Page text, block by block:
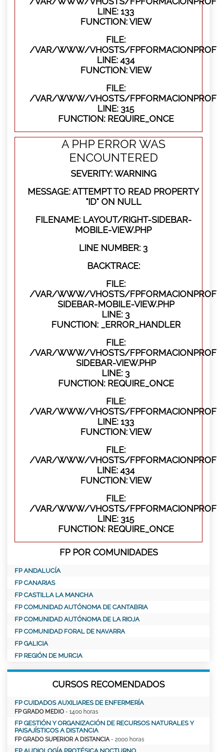
LINE: 133
FUNCTION: VIEW
FILE:
/VAR/WWW/VHOSTS/
LINE: 434
FUNCTION: VIEW
FILE:
/VAR/WWW/VHOSTS/
LINE: 315
FUNCTION: REQUIRE_ONCE
A PHP ERROR WAS
ENCOUNTERED
SEVERITY: WARNING
MESSAGE: ATTEMPT TO READ PROPERTY
"ID" ON NULL
FILENAME: LAYOUT/RIGHT-SIDEBAR-
MOBILE-VIEW.PHP
LINE NUMBER: 3
BACKTRACE:
FILE:
/VAR/WWW/VHOSTS/
SIDEBAR-MOBILE-VIEW.PHP
LINE: 3
FUNCTION: _ERROR_HANDLER
FILE:
/VAR/WWW/VHOSTS/
SIDEBAR-VIEW.PHP
LINE: 3
FUNCTION: REQUIRE_ONCE
FILE:
/VAR/WWW/VHOSTS/
LINE: 133
FUNCTION: VIEW
FILE:
/VAR/WWW/VHOSTS/
LINE: 434
FUNCTION: VIEW
FILE:
/VAR/WWW/VHOSTS/
LINE: 315
FUNCTION: REQUIRE_ONCE
FP POR COMUNIDADES
FP ANDALUCÍA
FP CANARIAS
FP CASTILLA LA MANCHA
FP COMUNIDAD AUTÓNOMA DE CANTABRIA
FP COMUNIDAD AUTÓNOMA DE LA RIOJA
FP COMUNIDAD FORAL DE NAVARRA
FP GALICIA
FP REGIÓN DE MURCIA
CURSOS RECOMENDADOS
FP CUIDADOS AUXILIARES DE ENFERMERÍA
FP GRADO MEDIO - 1400 horas
FP GESTIÓN Y ORGANIZACIÓN DE RECURSOS NATURALES Y
PAISAJÍSTICOS A DISTANCIA
FP GRADO SUPERIOR A DISTANCIA- 2000 horas